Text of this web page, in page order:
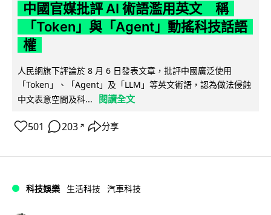
中國官媒批評 AI 術語濫用英文 稱
「Token」與「Agent」動搖科技話語
權
人民網旗下評論於 8 月 6 日發表文章，批評中國廣泛使用
「Token」、「Agent」及「LLM」等英文術語，認為做法侵蝕
中文表意空間及科...
閱讀全文
501 203 ↗ 分享
科技娛樂 生活科技 汽車科技